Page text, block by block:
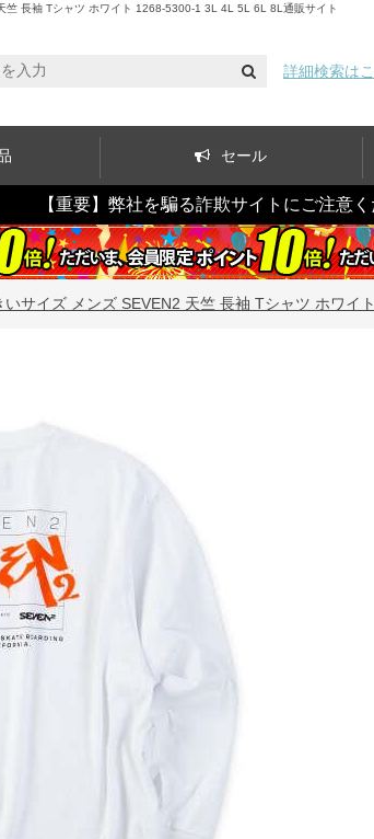
竺 長袖 Tシャツ ホワイト 1268-5300-1 3L 4L 5L 6L 8L通販サイト
詳細検索は
セール
【重要】弊社を騙る詐欺サイトにご注意
いサイズ メンズ SEVEN2 天竺 長袖 Tシャツ ホワイ